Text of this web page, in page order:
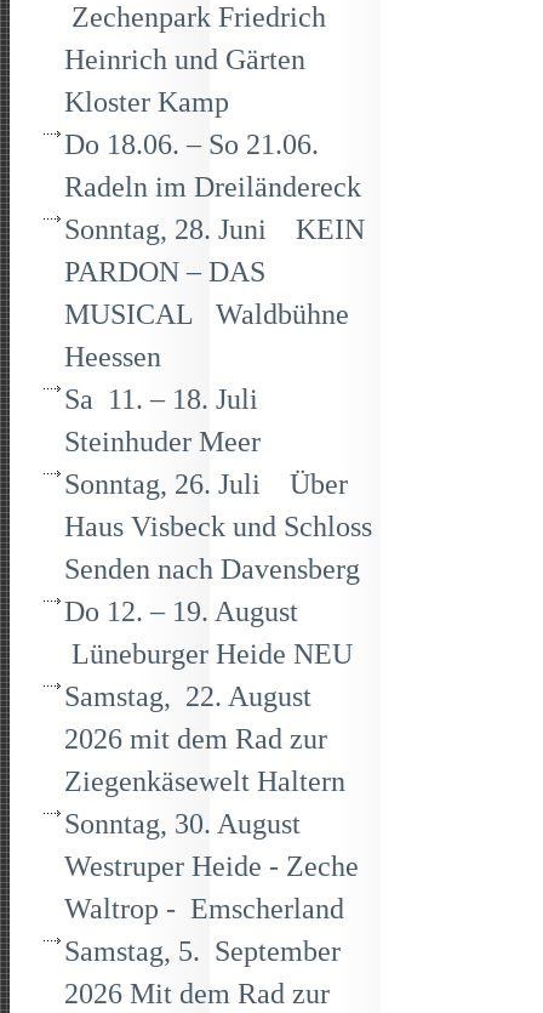
Zechenpark Friedrich
Heinrich und Gärten
Kloster Kamp
Do 18.06. – So 21.06.
Radeln im Dreiländereck
Sonntag, 28. Juni KEIN
PARDON – DAS
MUSICAL Waldbühne
Heessen
Sa 11. – 18. Juli
Steinhuder Meer
Sonntag, 26. Juli Über
Haus Visbeck und Schloss
Senden nach Davensberg
Do 12. – 19. August
Lüneburger Heide NEU
Samstag, 22. August
2026 mit dem Rad zur
Ziegenkäsewelt Haltern
Sonntag, 30. August
Westruper Heide - Zeche
Waltrop - Emscherland
Samstag, 5. September
2026 Mit dem Rad zur